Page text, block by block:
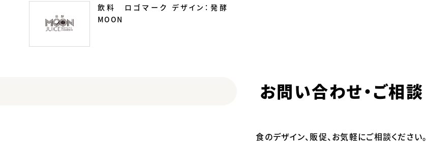
飲料 ロゴマーク デザイン：発酵
MOON
お問い合わせ・ご相談
食のデザイン、販促、お気軽にご相談ください。